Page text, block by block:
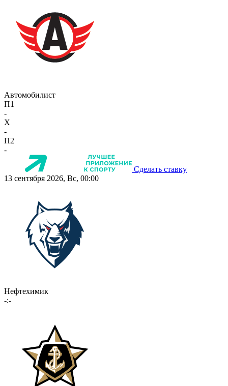
Автомобилист
П1
-
X
-
П2
-
Сделать ставку
13 сентября 2026, Вс, 00:00
Нефтехимик
-:-